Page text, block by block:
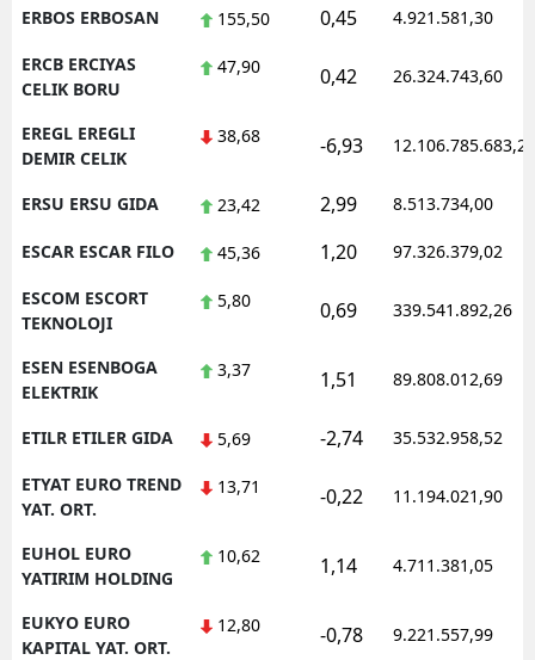
ERBOS ERBOSAN 155,50 0,45 4.921.581,30
ERCB ERCIYAS
CELIK BORU
47,90 0,42 26.324.743,60
EREGL EREGLI
DEMIR CELIK
38,68 -6,93 12.106.785.683,20
ERSU ERSU GIDA 23,42 2,99 8.513.734,00
ESCAR ESCAR FILO 45,36 1,20 97.326.379,02
ESCOM ESCORT
TEKNOLOJI
5,80 0,69 339.541.892,26
ESEN ESENBOGA
ELEKTRIK
3,37 1,51 89.808.012,69
ETILR ETILER GIDA 5,69 -2,74 35.532.958,52
ETYAT EURO TREND
YAT. ORT.
13,71 -0,22 11.194.021,90
EUHOL EURO
YATIRIM HOLDING
10,62 1,14 4.711.381,05
EUKYO EURO
KAPITAL YAT. ORT.
12,80 -0,78 9.221.557,99